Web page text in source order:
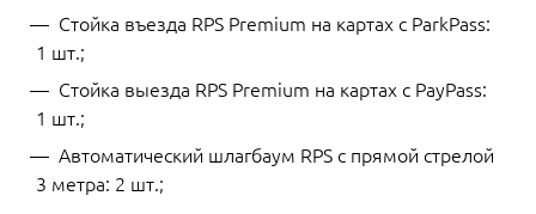
Стойка въезда RPS Premium на картах с ParkPass:
1 шт.;
Стойка выезда RPS Premium на картах с PayPass:
1 шт.;
Автоматический шлагбаум RPS с прямой стрелой
3 метра: 2 шт.;